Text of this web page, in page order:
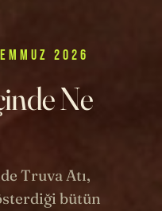
2026
Ne
Truva Atı,
bütün